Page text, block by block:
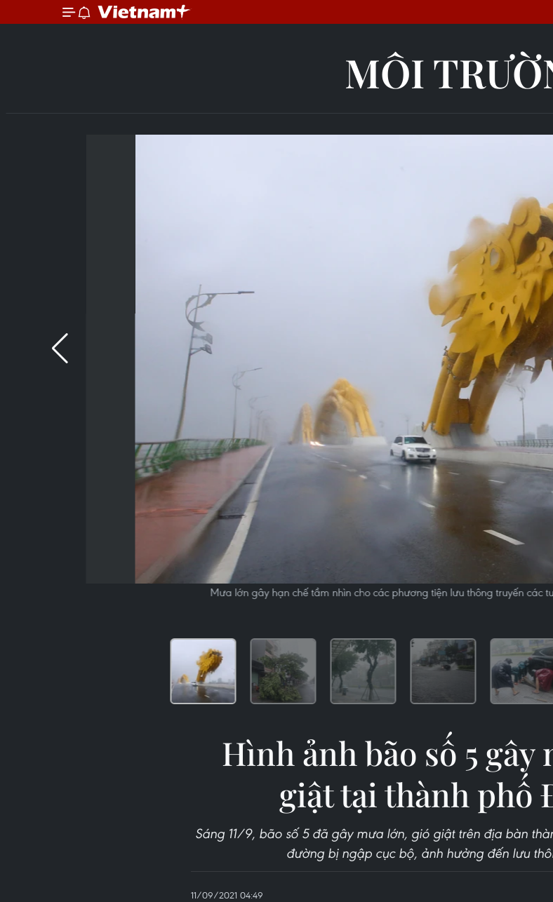
MÔI
Mưa lớn gây hạn chế tầm nhìn cho các phương tiện lưu thông truyến các
Hình ảnh bão số 5 gây
giật tại thành phố
Sáng 11/9, bão số 5 đã gây mưa lớn, gió giật trên địa bàn
đường bị ngập cục bộ, ảnh hưởng đến lưu
11/09/2021 04:49